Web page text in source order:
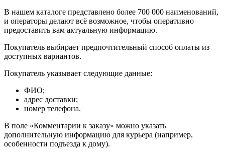
В нашем каталоге представлено более 700 000 наименований,
и операторы делают всё возможное, чтобы оперативно
предоставить вам актуальную информацию.
Покупатель выбирает предпочтительный способ оплаты из
доступных вариантов.
Покупатель указывает следующие данные:
ФИО;
адрес доставки;
номер телефона.
В поле «Комментарии к заказу» можно указать
дополнительную информацию для курьера (например,
особенности подъезда к дому).